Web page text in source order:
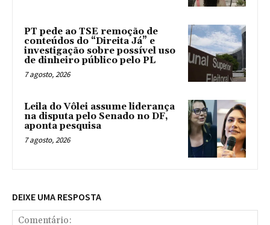
PT pede ao TSE remoção de
conteúdos do “Direita Já” e
investigação sobre possível uso
de dinheiro público pelo PL
7 agosto, 2026
Leila do Vôlei assume liderança
na disputa pelo Senado no DF,
aponta pesquisa
7 agosto, 2026
DEIXE UMA RESPOSTA